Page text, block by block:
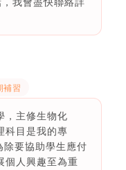
補習
，主修生物化
科目是我的專
要協助學生應付
個人興趣至為重